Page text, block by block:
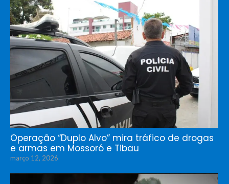
Operação “Duplo Alvo” mira tráfico de drogas
e armas em Mossoró e Tibau
março 12, 2026